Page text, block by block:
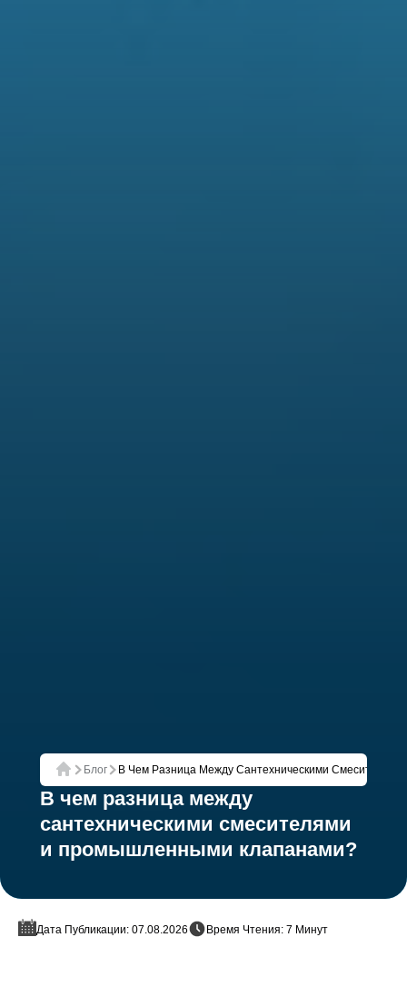
Главная
Блог В Чем Разница Между Сантехническими
В чем разница между
сантехническими смесителями
и промышленными клапанами?
Дата Публикации: 07.08.2026 Время Чтения: 7 Минут